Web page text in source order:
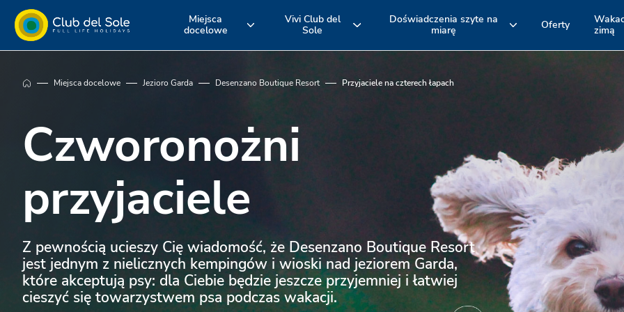
Miejsca
docelowe
Gdzie chcesz
pojechać na
wakacje?
EMILIA ROMAGNA
i Bolonia
Maremma
Vivi Club del
Sole
Odkryj nasze
Noclegi
Plaże
Rozrywka
Restauracje
Doświadczenia szyte na
miarę
Żyj swoim
del Sole
Aktywne doświadczenia i wycieczki
rowerowe
Oferty
zimą
Miejsca docelowe Jezioro Garda Desenzano Boutique Resort Przyjaciele na czterech łapach
Czworonożni
przyjaciele
Z pewnością ucieszy Cię wiadomość, że Desenzano Boutique Resort
jest jednym z nielicznych kempingów i wioski nad jeziorem Garda,
które akceptują psy: dla Ciebie będzie jeszcze przyjemniej i łatwiej
cieszyć się towarzystwem psa podczas wakacji.